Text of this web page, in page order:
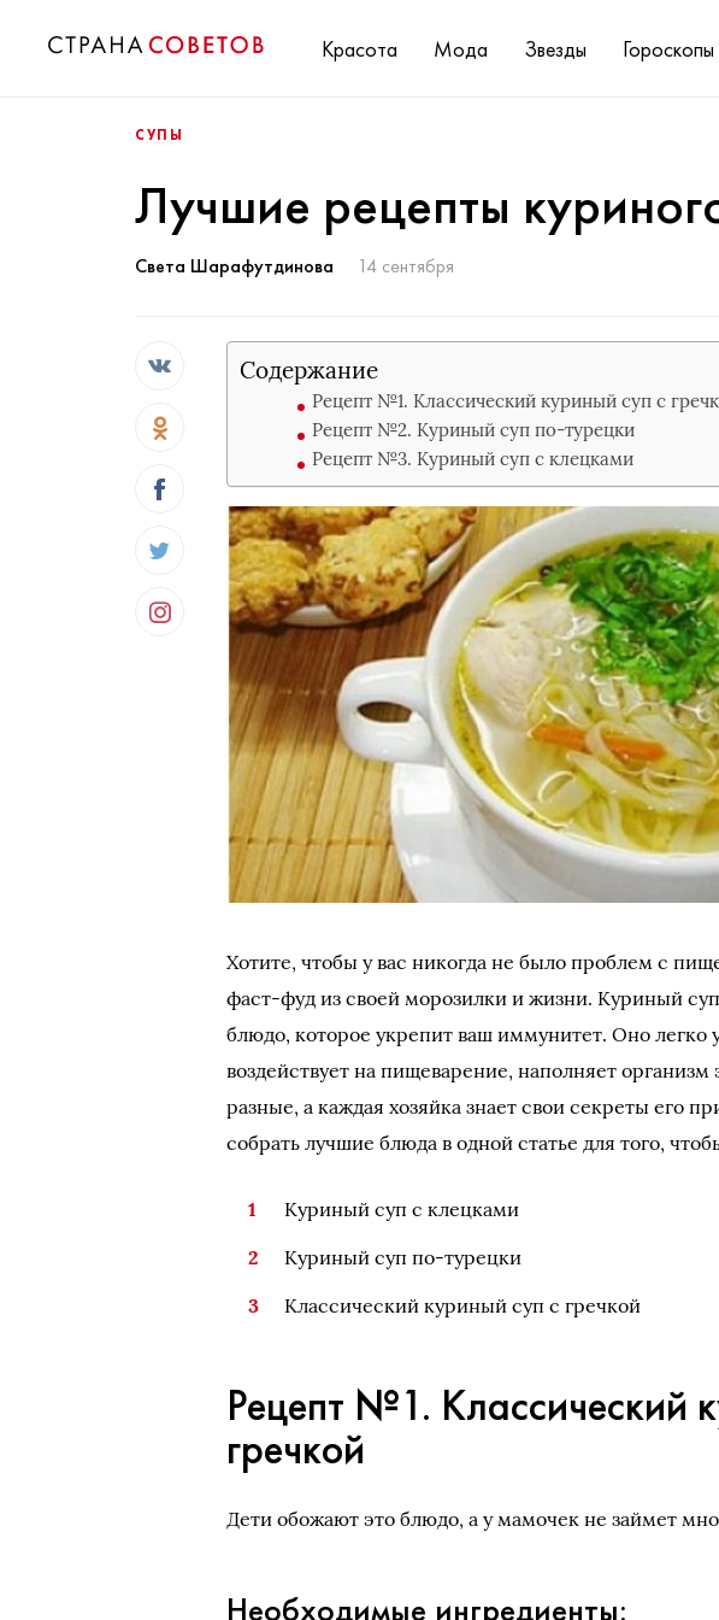
Красота Мода Звезды Гороскопы
СУПЫ
Лучшие рецепты
Света Шарафутдинова 14 сентября
Содержание
Рецепт №1. Классический куриный суп с
Рецепт №2. Куриный суп по-турецки
Рецепт №3. Куриный суп с клецками
Хотите, чтобы у вас никогда не было проблем с
фаст-фуд из своей морозилки и жизни. Куриный
блюдо, которое укрепит ваш иммунитет. Оно легко
воздействует на пищеварение, наполняет
разные, а каждая хозяйка знает свои секреты его
собрать лучшие блюда в одной статье для того,
Куриный суп с клецками
Куриный суп по-турецки
Классический куриный суп с гречкой
Рецепт №1. Классический
гречкой
Дети обожают это блюдо, а у мамочек не займет
Необходимые ингредиенты: